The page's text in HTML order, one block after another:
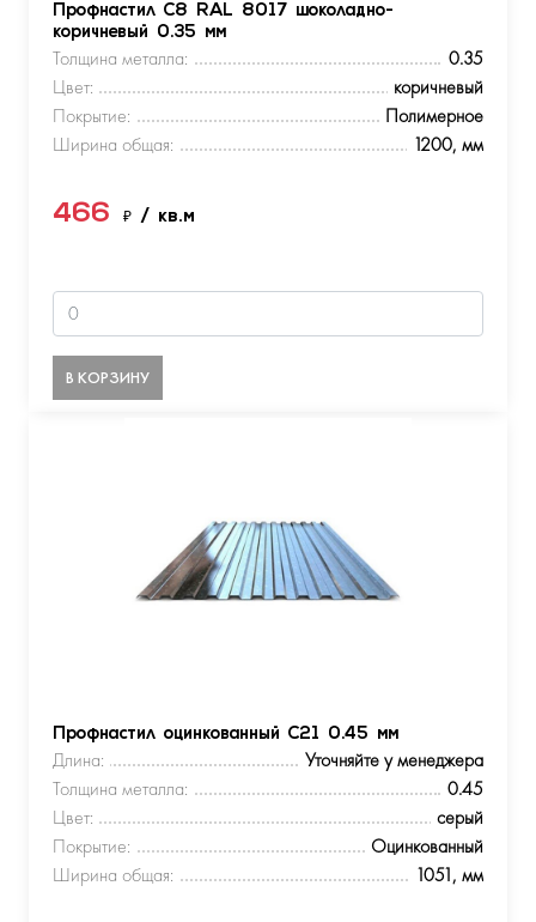
Профнастил С8 RAL 8017 шоколадно-
коричневый 0.35 мм
Толщина металла:
0.35
Цвет:
коричневый
Покрытие:
Полимерное
Ширина общая:
1200, мм
466 ₽ / кв.м
В КОРЗИНУ
Профнастил оцинкованный С21 0.45 мм
Длина:
Уточняйте у менеджера
Толщина металла:
0.45
Цвет:
серый
Покрытие:
Оцинкованный
Ширина общая:
1051, мм